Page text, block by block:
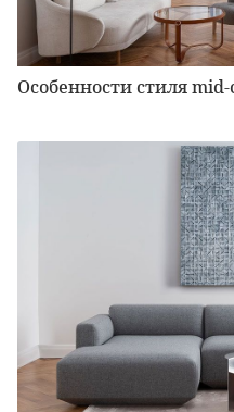
Особенности стиля